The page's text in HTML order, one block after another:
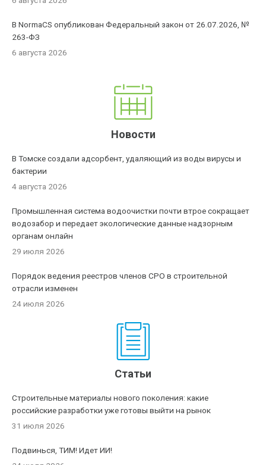
В NormaCS опубликован Федеральный закон от 26.07.2026, №
263-ФЗ
6 августа 2026
Новости
В Томске создали адсорбент, удаляющий из воды вирусы и
бактерии
4 августа 2026
Промышленная система водоочистки почти втрое сокращает
водозабор и передает экологические данные надзорным
органам онлайн
29 июля 2026
Порядок ведения реестров членов СРО в строительной
отрасли изменен
24 июля 2026
Статьи
Строительные материалы нового поколения: какие
российские разработки уже готовы выйти на рынок
31 июля 2026
Подвинься, ТИМ! Идет ИИ!